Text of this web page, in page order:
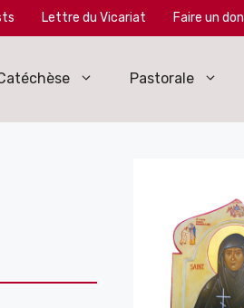
Lettre du Vicariat Faire un don
Pastorale